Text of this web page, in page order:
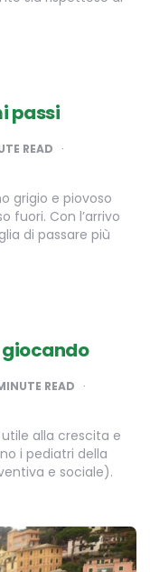
passi
READ
grigio e piovoso
fuori. Con l’arrivo
di passare più
READ
alla crescita e
i pediatri della
e sociale).